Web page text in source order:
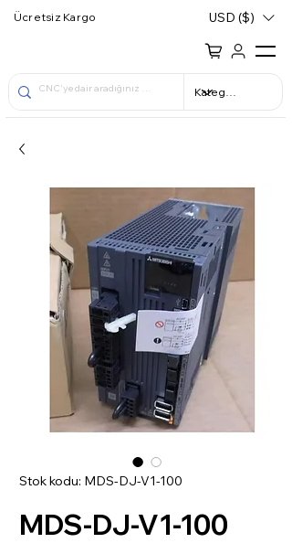
Ücretsiz Kargo USD ($)
Stok kodu: MDS-DJ-V1-100
MDS-DJ-V1-100